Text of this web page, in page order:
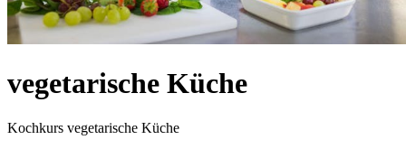
vegetarische Küche
Kochkurs vegetarische Küche